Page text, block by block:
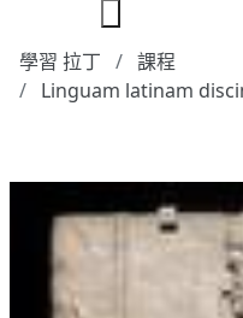
學習 拉丁
課程
Linguam latinam